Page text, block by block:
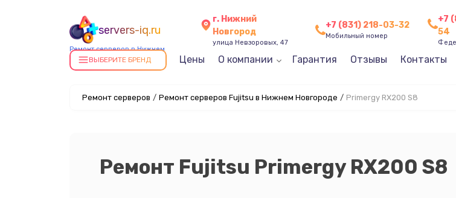
servers-iq.ru
Ремонт серверов в Нижнем
Новгороде
г. Нижний
Новгород
улица Невзоровых, 47
+7 (831) 218-03-32
Мобильный номер
+7
54
ВЫБЕРИТЕ БРЕНД Цены О компании Гарантия Отзывы Контакты
Ремонт серверов / Ремонт серверов Fujitsu в Нижнем Новгороде / Primergy RX200 S8
Ремонт Fujitsu Primergy RX200 S8